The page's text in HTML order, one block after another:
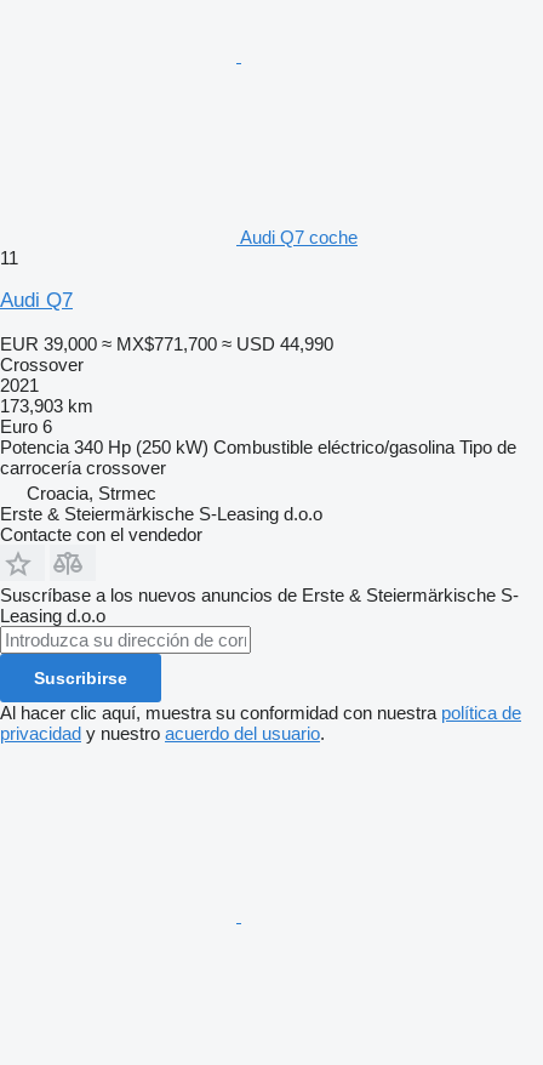
Audi Q7 coche
11
Audi Q7
EUR 39,000 ≈ MX$771,700 ≈ USD 44,990
Crossover
2021
173,903 km
Euro 6
Potencia 340 Hp (250 kW) Combustible eléctrico/gasolina Tipo de
carrocería crossover
Croacia, Strmec
Erste & Steiermärkische S-Leasing d.o.o
Contacte con el vendedor
Suscríbase a los nuevos anuncios de Erste & Steiermärkische S-
Leasing d.o.o
Suscribirse
Al hacer clic aquí, muestra su conformidad con nuestra política de
privacidad y nuestro acuerdo del usuario.